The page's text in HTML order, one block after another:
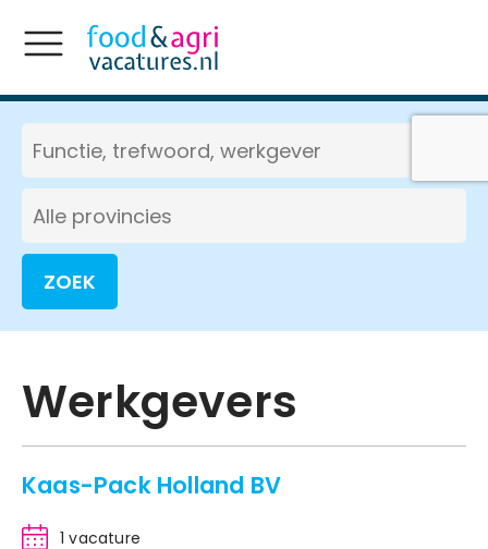
ZOEK
Werkgevers
Kaas-Pack Holland BV
1 vacature